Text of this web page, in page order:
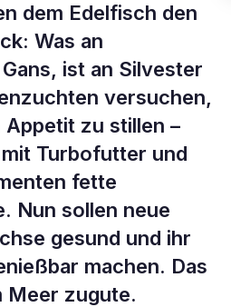
dem Edelfisch den
Was an
ist an Silvester
versuchen,
zu stillen –
Turbofutter und
fette
Nun sollen neue
gesund und ihr
machen. Das
Meer zugute.